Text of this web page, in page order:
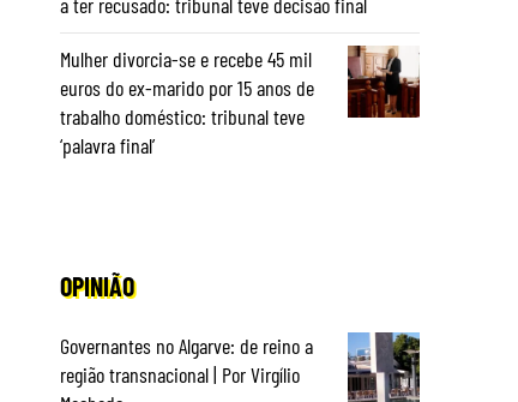
Mulher divorcia-se e recebe 45 mil
euros do ex-marido por 15 anos de
trabalho doméstico: tribunal teve
‘palavra final’
OPINIÃO
Governantes no Algarve: de reino a
região transnacional | Por Virgílio